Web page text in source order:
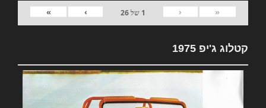
«
‹
1 של26
›
»
קטלוג ג'יפ 1975